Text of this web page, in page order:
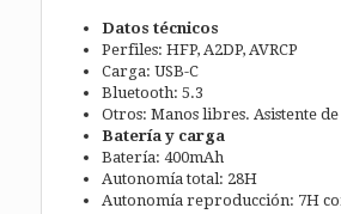
Datos técnicos
Perfiles: HFP, A2DP, AVRCP
Carga: USB-C
Bluetooth: 5.3
Otros: Manos libres. Asistente
Batería y carga
Batería: 400mAh
Autonomía total: 28H
Autonomía reproducción: 7H